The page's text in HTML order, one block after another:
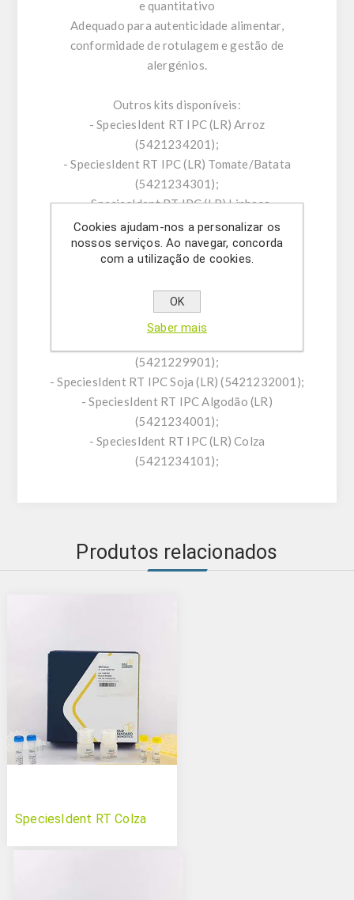
e quantitativo
Adequado para autenticidade alimentar,
conformidade de rotulagem e gestão de
alergénios.
Outros kits disponíveis:
- SpeciesIdent RT IPC (LR) Arroz
(5421234201);
- SpeciesIdent RT IPC (LR) Tomate/Batata
(5421234301);
- SpeciesIdent RT IPC (LR) Linhaça
(5421234401);
- SpeciesScreen RT IPC Planta (5421229401);
- SpeciesIdent RT IPC CaMV (LR/HR)
- SpeciesIdent RT IPC Agrobacterium
tumefaciens (LR) (5421229801);
(5421229901);
- SpeciesIdent RT IPC Soja (LR) (5421232001);
- SpeciesIdent RT IPC Algodão (LR)
(5421234001);
- SpeciesIdent RT IPC (LR) Colza
(5421234101);
Produtos relacionados
SpeciesIdent RT Colza
Cookies ajudam-nos a personalizar os
nossos serviços. Ao navegar, concorda
com a utilização de cookies.
OK
Saber mais